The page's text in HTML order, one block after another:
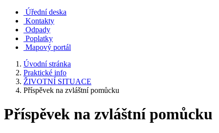
Úřední deska
Kontakty
Odpady
Poplatky
Mapový portál
Úvodní stránka
Praktické info
ŽIVOTNÍ SITUACE
Příspěvek na zvláštní pomůcku
Příspěvek na zvláštní pomůcku